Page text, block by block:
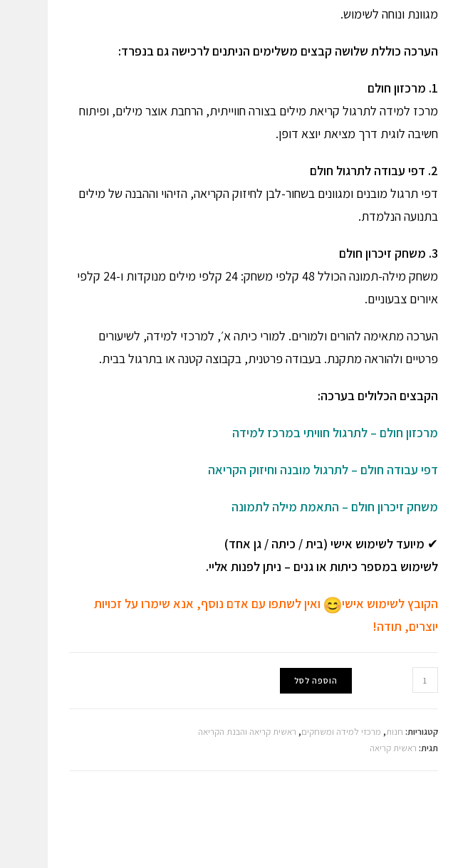
מגוונת ונוחה לשימוש.
הערכה כוללת שלושה קבצים משלימים הניתנים לרכישה גם בנפרד:
1. מרכזון חולם
מרכז למידה לתרגול קריאת מילים בצורה חווייתית, הרחבת אוצר מילים, ופיתוח
חשיבה לוגית דרך מציאת יוצא דופן.
2. דפי עבודה לתרגול חולם
דפי תרגול מובנים ומגוונים בשחור-לבן לחיזוק הקריאה, הזיהוי וההבנה של מילים
בתנועה הנלמדת.
3. משחק זיכרון חולם
משחק מילה-תמונה הכולל 48 קלפי משחק: 24 קלפי מילים מנוקדות ו-24 קלפי
איורים צבעוניים.
הערכה מתאימה להורים ולמורים. למורי כיתה א׳, למרכזי למידה, לשיעורים
פרטיים ולהוראה מתקנת. בעבודה פרטנית, בקבוצה קטנה או בתרגול בבית.
הקבצים הכלולים בערכה:
מרכזון חולם – לתרגול חוויתי במרכז למידה
דפי עבודה חולם – לתרגול מובנה וחיזוק הקריאה
משחק זיכרון חולם – התאמת מילה לתמונה
✔ מיועד לשימוש אישי (בית / כיתה / גן אחד)
לשימוש במספר כיתות או גנים – ניתן לפנות אליי.
הקובץ לשימוש אישי
ואין לשתפו עם אדם נוסף, אנא שימרו על זכויות
יוצרים, תודה!
כמות
של
חולם
לראשית
הוספה לסל
קטגוריות: חנות, מרכזי למידה ומשחקים, ראשית קריאה והבנת הקריאה
תגית: ראשית קריאה